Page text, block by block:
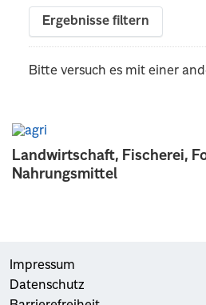
Landwirtschaft, Fischerei,
Nahrungsmittel
Ergebnisse filtern
Bitte versuch es mit einer
Impressum
Datenschutz